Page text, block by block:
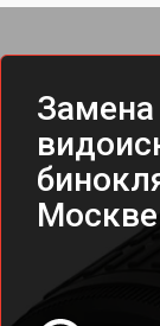
Москве